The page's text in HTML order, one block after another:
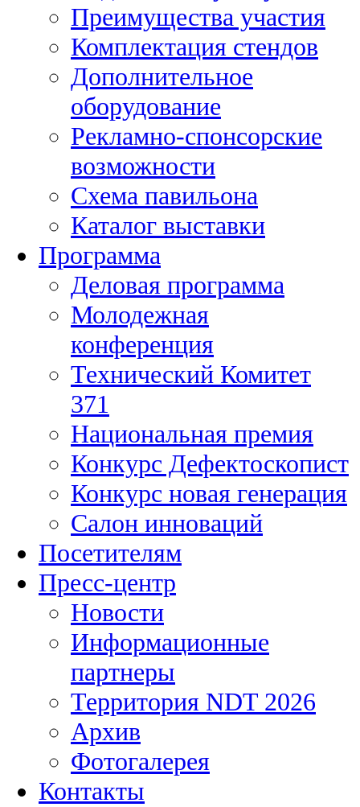
Преимущества участия
Комплектация стендов
Дополнительное
оборудование
Рекламно-спонсорские
возможности
Схема павильона
Каталог выставки
Программа
Деловая программа
Молодежная
конференция
Технический Комитет
371
Национальная премия
Конкурс Дефектоскопист
Конкурс новая генерация
Салон инноваций
Посетителям
Пресс-центр
Новости
Информационные
партнеры
Территория NDT 2026
Архив
Фотогалерея
Контакты